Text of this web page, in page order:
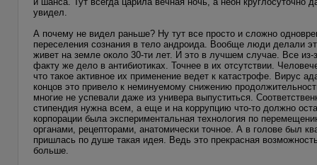
увидел.
А почему не видел раньше? Ну тут все просто и сложно
переселения сознания в тело андроида. Вообще люди делали
живет на земле около 30-ти лет. И это в лучшем случае. Все
факту же дело в антибиотиках. Точнее в их отсутствии.
что такое активное их применение ведет к катастрофе. Вирус
концов это привело к неминуемому снижению
многие не успевали даже из универа выпуститься.
стипендия нужна всем, а еще и на коррупцию что-то должно
корпорации была экспериментальная технология по
органами, рецепторами, анатомически точное. А в голове был
пришлась по душе такая идея. Ведь это прекрасная
больше.